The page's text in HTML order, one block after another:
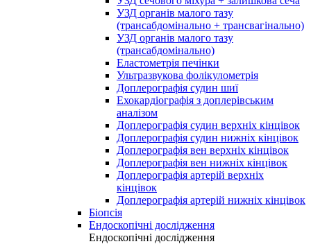
УЗД органів малого тазу
(трансабдомінально + трансвагінально)
УЗД органів малого тазу
(трансабдомінально)
Еластометрія печінки
Ультразвукова фолікулометрія
Доплерографія судин шиї
Ехокардіографія з доплерівським
аналізом
Доплерографія судин верхніх кінцівок
Доплерографія судин нижніх кінцівок
Доплерографія вен верхніх кінцівок
Доплерографія вен нижніх кінцівок
Доплерографія артерій верхніх
кінцівок
Доплерографія артерій нижніх кінцівок
Біопсія
Ендоскопічні дослідження
Ендоскопічні дослідження